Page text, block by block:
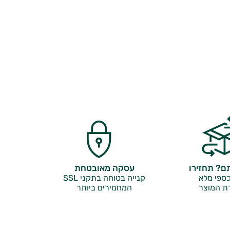
תחזירו
מלא
המוצר
עסקה מאובטחת
קנייה בטוחה בתקני SSL
המחמירים ביותר